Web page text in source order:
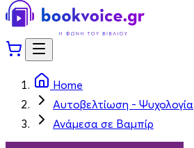
Home
Αυτοβελτίωση - Ψυχολογία
Ανάμεσα σε Βαμπίρ